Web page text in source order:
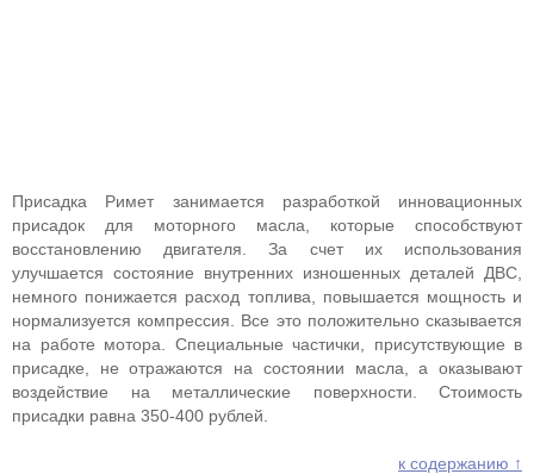
Присадка Римет занимается разработкой инновационных
присадок для моторного масла, которые способствуют
восстановлению двигателя. За счет их использования
улучшается состояние внутренних изношенных деталей ДВС,
немного понижается расход топлива, повышается мощность и
нормализуется компрессия. Все это положительно сказывается
на работе мотора. Специальные частички, присутствующие в
присадке, не отражаются на состоянии масла, а оказывают
воздействие на металлические поверхности. Стоимость
присадки равна 350-400 рублей.
к содержанию ↑